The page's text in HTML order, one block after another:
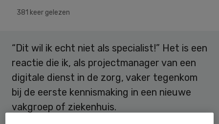
381 keer gelezen
“Dit wil ik echt niet als specialist!” Het is een
reactie die ik, als projectmanager van een
digitale dienst in de zorg, vaker tegenkom
bij de eerste kennismaking in een nieuwe
vakgroep of ziekenhuis.